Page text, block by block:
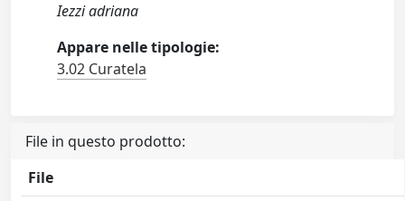
Iezzi adriana
Appare nelle tipologie:
3.02 Curatela
File in questo prodotto:
File